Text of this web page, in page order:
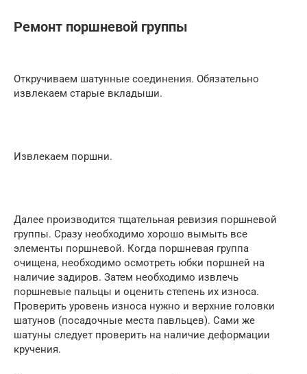
Ремонт поршневой группы
Откручиваем шатунные соединения. Обязательно
извлекаем старые вкладыши.
Извлекаем поршни.
Далее производится тщательная ревизия поршневой
группы. Сразу необходимо хорошо вымыть все
элементы поршневой. Когда поршневая группа
очищена, необходимо осмотреть юбки поршней на
наличие задиров. Затем необходимо извлечь
поршневые пальцы и оценить степень их износа.
Проверить уровень износа нужно и верхние головки
шатунов (посадочные места павльцев). Сами же
шатуны следует проверить на наличие деформации
кручения.